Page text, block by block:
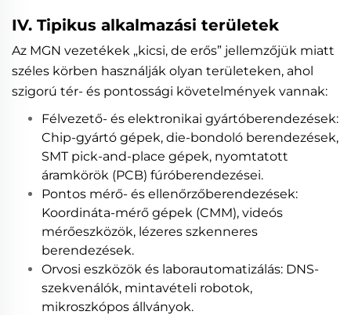
IV. Tipikus alkalmazási területek
Az MGN vezetékek „kicsi, de erős” jellemzőjük miatt
széles körben használják olyan területeken, ahol
szigorú tér- és pontossági követelmények vannak:
Félvezető- és elektronikai gyártóberendezések:
Chip-gyártó gépek, die-bondoló berendezések,
SMT pick-and-place gépek, nyomtatott
áramkörök (PCB) fúróberendezései.
Pontos mérő- és ellenőrzőberendezések:
Koordináta-mérő gépek (CMM), videós
mérőeszközök, lézeres szkenneres
berendezések.
Orvosi eszközök és laborautomatizálás: DNS-
szekvenálók, mintavételi robotok,
mikroszkópos állványok.